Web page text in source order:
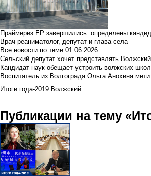
Праймериз ЕР завершились: определены
Врач-реаниматолог, депутат и глава села
Все новости по теме 01.06.2026
Сельский депутат хочет представлять
Кандидат наук обещает устроить волжских
Воспитатель из Волгограда Ольга Анохина
Итоги года-2019 Волжский
Публикации на тему